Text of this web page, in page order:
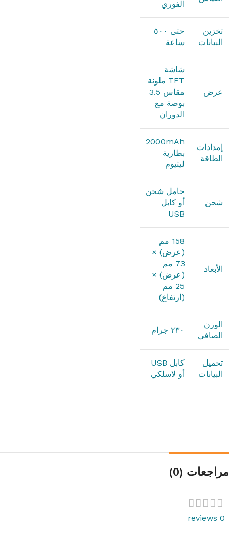
الفوري
تخزين
البيانات
حتى ٥٠٠
ساعة
عرض
شاشة
TFT ملونة
مقاس 3.5
بوصة مع
الدوران
إمدادات
الطاقة
2000mAh
بطارية
ليثيوم
شحن
حامل شحن
أو كابل
USB
الأبعاد
158 مم
(عرض) ×
73 مم
(عرض) ×
25 مم
(ارتفاع)
الوزن
الصافي
٢٣٠ جرام
تحميل
البيانات
كابل USB
أو لاسلكي
مراجعات (0)
0 reviews